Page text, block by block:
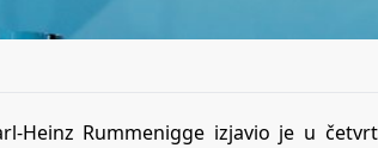
Heinz Rummenigge izjavio je u